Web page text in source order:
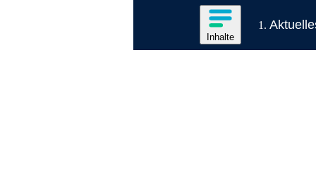
Hauptnavigation
Inhalte des Menüs anzeigen
Inhalte